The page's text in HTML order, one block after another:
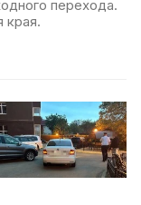
перехода.
края.